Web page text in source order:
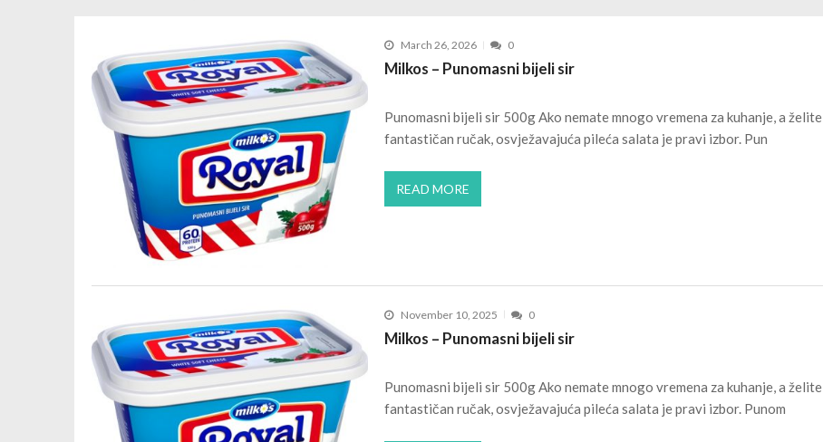
Zašto je lubenica tako zdrava?
OAZA – Voda koja osvaja
March 26, 2026 0
Milkos – Punomasni bijeli sir
Punomasni bijeli sir 500g Ako nemate mnogo vremena za kuhanje, a želite
fantastičan ručak, osvježavajuća pileća salata je pravi izbor. Pun
READ MORE
November 10, 2025 0
Milkos – Punomasni bijeli sir
Punomasni bijeli sir 500g Ako nemate mnogo vremena za kuhanje, a želite
fantastičan ručak, osvježavajuća pileća salata je pravi izbor. Punom